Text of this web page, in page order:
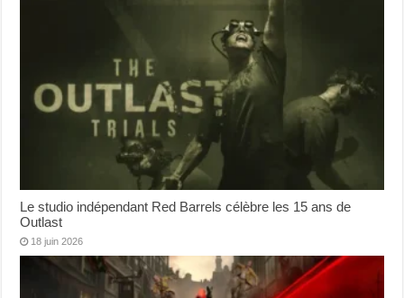
Le studio indépendant Red Barrels célèbre les 15 ans de
Outlast
18 juin 2026